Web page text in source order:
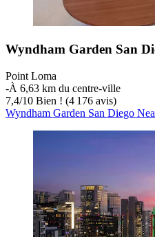
Wyndham Garden San
Point Loma
‐À 6,63 km du centre-ville
7,4/10 Bien ! (4 176 avis)
Wyndham Garden San Diego